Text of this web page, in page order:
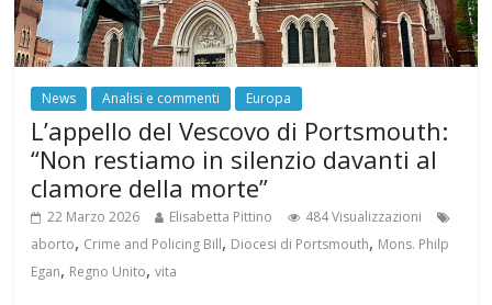
News Analisi e commenti Europa
L’appello del Vescovo di Portsmouth:
“Non restiamo in silenzio davanti al
clamore della morte”
22 Marzo 2026 Elisabetta Pittino
484 Visualizzazioni
aborto, Crime and Policing Bill, Diocesi di Portsmouth, Mons. Philp
Egan, Regno Unito,vita